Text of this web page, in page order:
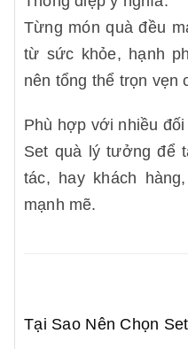
Từng món quà đều
từ sức khỏe, hạnh
nên tổng thể trọn vẹn
Phù hợp với nhiều
Set quà lý tưởng để
tác, hay khách
mạnh mẽ.
Tại Sao Nên Chọn